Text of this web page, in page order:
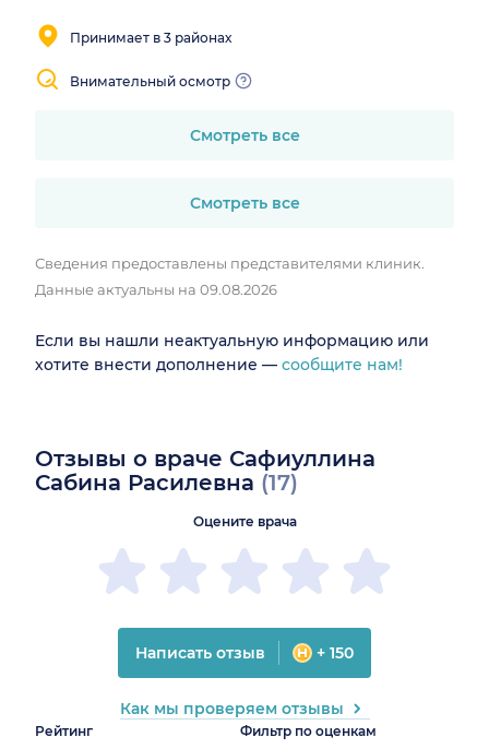
Принимает в 3 районах
Внимательный осмотр
Смотреть все
Смотреть все
Сведения предоставлены представителями клиник.
Данные актуальны на 09.08.2026
Если вы нашли неактуальную информацию или
хотите внести дополнение — сообщите нам!
Отзывы о враче Сафиуллина
Сабина Расилевна (17)
Рейтинг Фильтр по оценкам
Оцените врача
Написать отзыв + 150
Как мы проверяем отзывы